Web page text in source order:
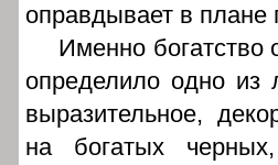
оправдывает в плане
Именно богатство
определило одно из
выразительное,
на богатых